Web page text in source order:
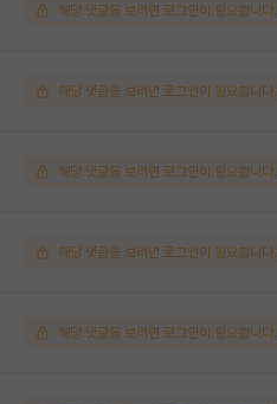
해당 댓글을 보려면 로그인이 필요합니다.
해당 댓글을 보려면 로그인이 필요합니다.
해당 댓글을 보려면 로그인이 필요합니다.
해당 댓글을 보려면 로그인이 필요합니다.
해당 댓글을 보려면 로그인이 필요합니다.